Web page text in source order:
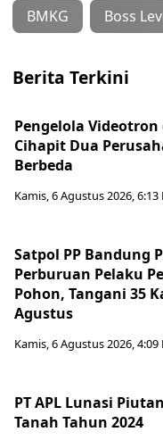
BMKG Boss
Berita Terkini
Pengelola Videotron
Cihapit Dua
Berbeda
Kamis, 6 Agustus 2026, 6:13
Satpol PP Bandung
Perburuan Pelaku
Pohon, Tangani 35
Agustus
Kamis, 6 Agustus 2026, 4:09
PT APL Lunasi
Tanah Tahun 2024